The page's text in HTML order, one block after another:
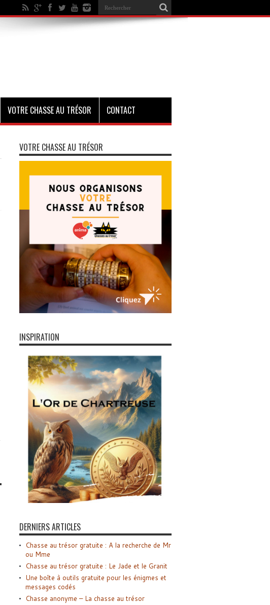
VOTRE CHASSE AU TRÉSOR CONTACT
VOTRE CHASSE AU TRÉSOR
INSPIRATION
DERNIERS ARTICLES
Chasse au trésor gratuite : A la recherche de Mr
ou Mme
Chasse au trésor gratuite : Le Jade et le Granit
Une boîte à outils gratuite pour les énigmes et
messages codés
Chasse anonyme – La chasse au trésor